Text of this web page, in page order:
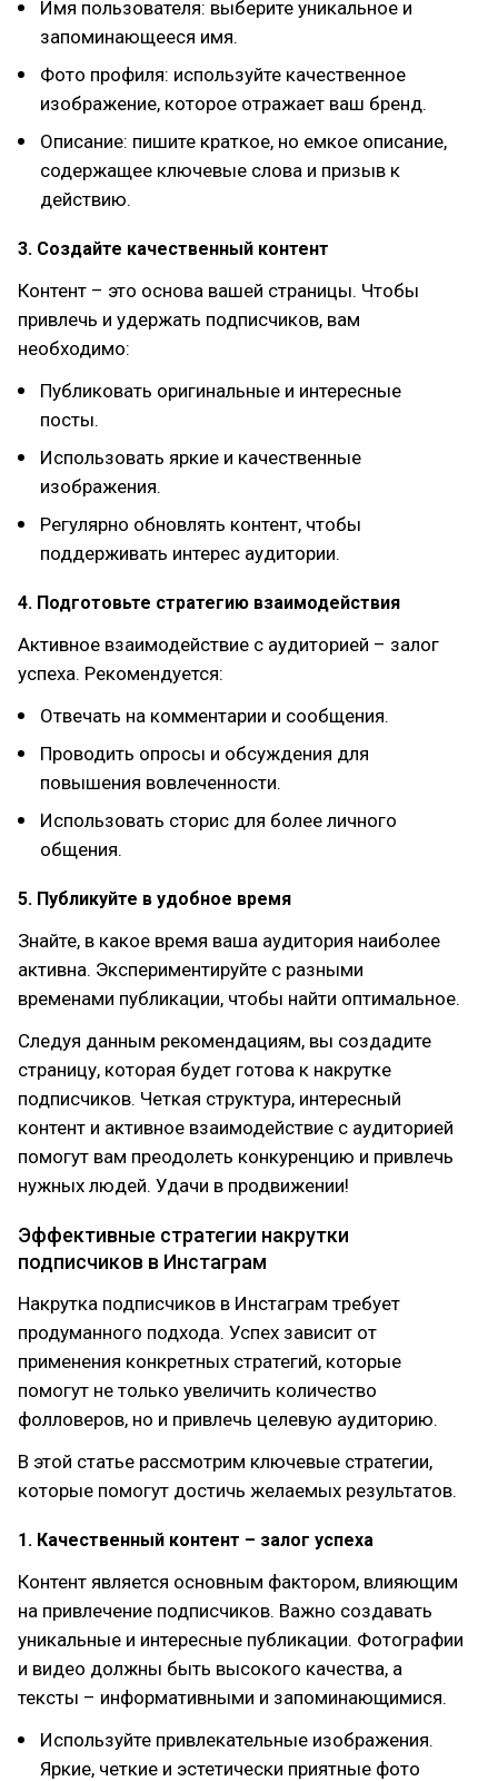
Имя пользователя: выберите уникальное и
запоминающееся имя.
Фото профиля: используйте качественное
изображение, которое отражает ваш бренд.
Описание: пишите краткое, но емкое описание,
содержащее ключевые слова и призыв к
действию.
3. Создайте качественный контент
Контент – это основа вашей страницы. Чтобы
привлечь и удержать подписчиков, вам
необходимо:
Публиковать оригинальные и интересные
посты.
Использовать яркие и качественные
изображения.
Регулярно обновлять контент, чтобы
поддерживать интерес аудитории.
4. Подготовьте стратегию взаимодействия
Активное взаимодействие с аудиторией – залог
успеха. Рекомендуется:
Отвечать на комментарии и сообщения.
Проводить опросы и обсуждения для
повышения вовлеченности.
Использовать сторис для более личного
общения.
5. Публикуйте в удобное время
Знайте, в какое время ваша аудитория наиболее
активна. Экспериментируйте с разными
временами публикации, чтобы найти оптимальное.
Следуя данным рекомендациям, вы создадите
страницу, которая будет готова к накрутке
подписчиков. Четкая структура, интересный
контент и активное взаимодействие с аудиторией
помогут вам преодолеть конкуренцию и привлечь
нужных людей. Удачи в продвижении!
Эффективные стратегии накрутки
подписчиков в Инстаграм
Накрутка подписчиков в Инстаграм требует
продуманного подхода. Успех зависит от
применения конкретных стратегий, которые
помогут не только увеличить количество
фолловеров, но и привлечь целевую аудиторию.
В этой статье рассмотрим ключевые стратегии,
которые помогут достичь желаемых результатов.
1. Качественный контент – залог успеха
Контент является основным фактором, влияющим
на привлечение подписчиков. Важно создавать
уникальные и интересные публикации. Фотографии
и видео должны быть высокого качества, а
тексты – информативными и запоминающимися.
Используйте привлекательные изображения.
Яркие, четкие и эстетически приятные фото